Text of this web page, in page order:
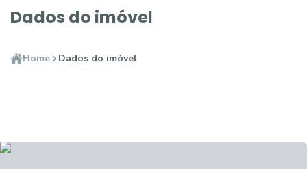
Dados do imóvel
Home Dados do imóvel